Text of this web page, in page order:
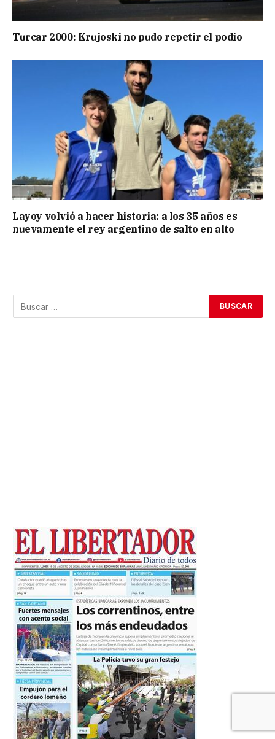
Turcar 2000: Krujoski no pudo repetir el podio
Layoy volvió a hacer historia: a los 35 años es
nuevamente el rey argentino de salto en alto